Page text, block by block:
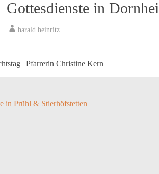
Gottesdienste in
harald.heinritz
| Pfarrerin Christine Kern
in Prühl & Stierhöfstetten